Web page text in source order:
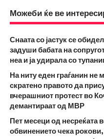
Можеби ќе ве
Снаата со јастук се
задуши бабата на
неа и ја удирала со
На ниту еден граѓанин не
скратено правото да
вчерашниот протест во
демантираат од МВР
Пет месеци од несреќата
обвинението чека рокови,